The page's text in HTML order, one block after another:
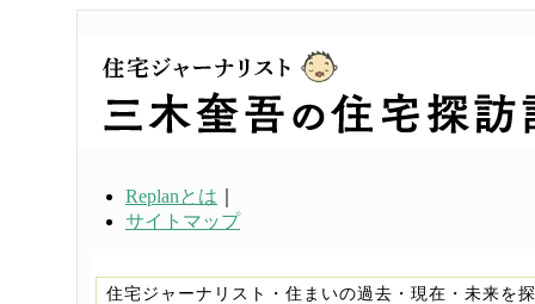
Replanとは
サイトマップ
住宅ジャーナリスト・住まいの過去・現在・未来を